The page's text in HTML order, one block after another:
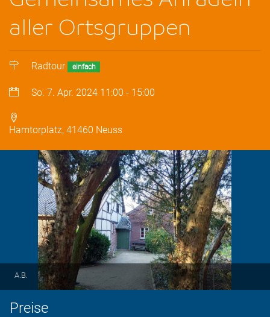
aller Ortsgruppen
Radtour einfach
So. 7. Apr. 2024 11:00 - 15:00
Hamtorplatz, 41460 Neuss
A.B.
Preise